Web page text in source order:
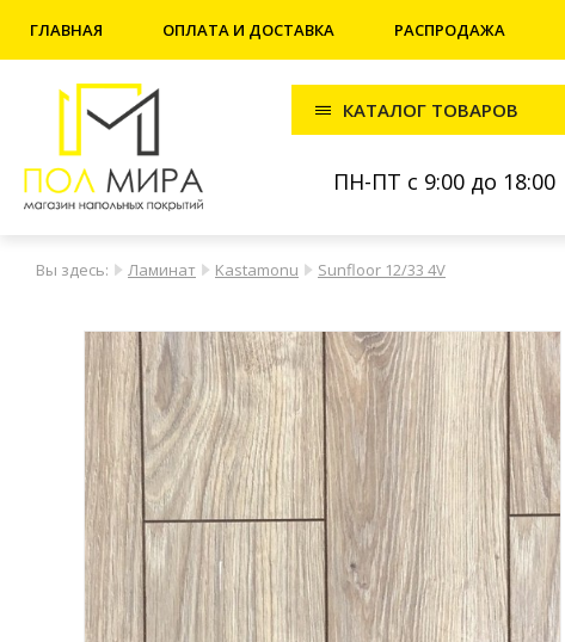
ГЛАВНАЯ ОПЛАТА И ДОСТАВКА РАСПРОДАЖА
КАТАЛОГ ТОВАРОВ
ПН-ПТ с 9:00 до 18:00
Вы здесь: Ламинат Kastamonu Sunfloor 12/33 4V